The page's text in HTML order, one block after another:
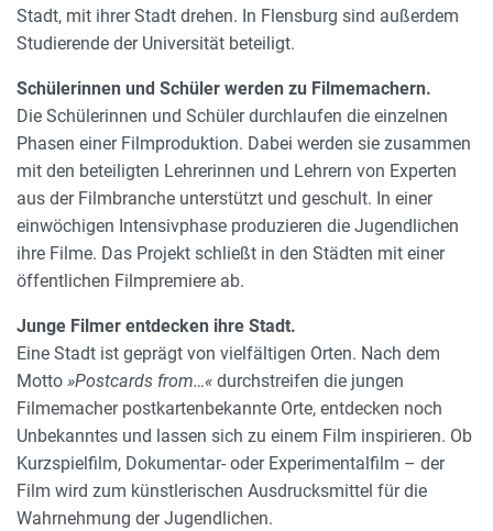
Stadt, mit ihrer Stadt drehen. In Flensburg sind außerdem
Studierende der Universität beteiligt.
Schülerinnen und Schüler werden zu Filmemachern.
Die Schülerinnen und Schüler durchlaufen die einzelnen
Phasen einer Filmproduktion. Dabei werden sie zusammen
mit den beteiligten Lehrerinnen und Lehrern von Experten
aus der Filmbranche unterstützt und geschult. In einer
einwöchigen Intensivphase produzieren die Jugendlichen
ihre Filme. Das Projekt schließt in den Städten mit einer
öffentlichen Filmpremiere ab.
Junge Filmer entdecken ihre Stadt.
Eine Stadt ist geprägt von vielfältigen Orten. Nach dem
Motto »Postcards from…« durchstreifen die jungen
Filmemacher postkartenbekannte Orte, entdecken noch
Unbekanntes und lassen sich zu einem Film inspirieren. Ob
Kurzspielfilm, Dokumentar- oder Experimentalfilm – der
Film wird zum künstlerischen Ausdrucksmittel für die
Wahrnehmung der Jugendlichen.